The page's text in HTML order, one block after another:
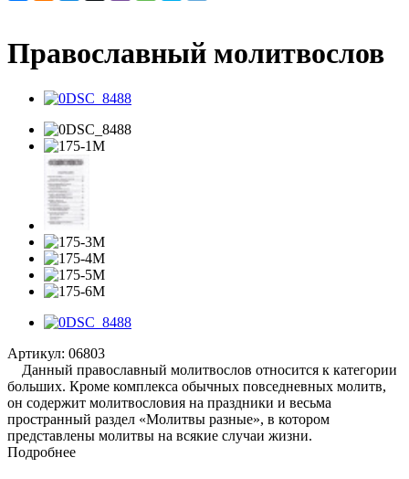
Православный молитвослов
Артикул: 06803
Данный православный молитвослов относится к категории
больших. Кроме комплекса обычных повседневных молитв,
он содержит молитвословия на праздники и весьма
пространный раздел «Молитвы разные», в котором
представлены молитвы на всякие случаи жизни.
Подробнее